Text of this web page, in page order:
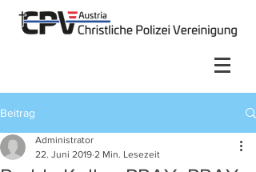
Beitrag
Administrator
22. Juni 2019 2 Min. Lesezeit